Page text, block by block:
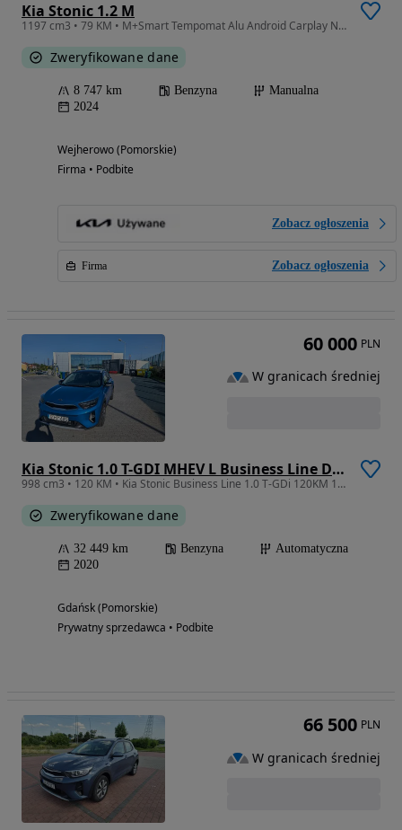
Kia Stonic 1.2 M
1197 cm3 • 79 KM • M+Smart Tempomat Alu Android Carplay Navi Kamera Fvat Dealer Kia
Zweryfikowane dane
8 747 km Benzyna
Manualna
2024
Wejherowo (Pomorskie)
Firma • Podbite
Zobacz ogłoszenia
Firma Zobacz ogłoszenia
Kia Stonic 1.0 T-GDI MHEV L Business Line DCT
998 cm3 • 120 KM • Kia Stonic Business Line 1.0 T-GDi 120KM 1.5 Roku gwarancji
Zweryfikowane dane
32 449 km Benzyna
Automatyczna
2020
Gdańsk (Pomorskie)
Prywatny sprzedawca • Podbite
60 000 PLN
W granicach średniej
66 500 PLN
W granicach średniej